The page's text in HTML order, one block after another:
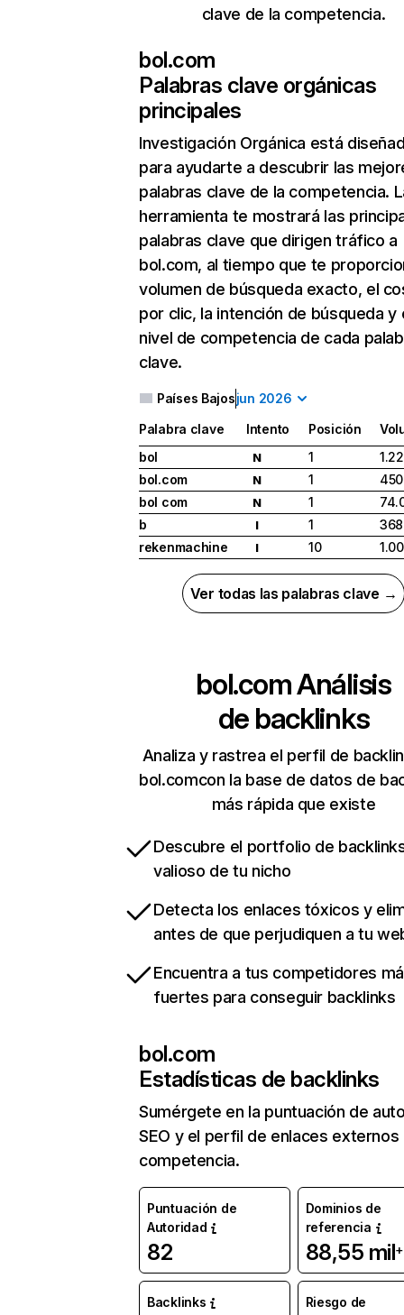
clave de la competencia.
bol.com
Palabras clave orgánicas
principales
Investigación Orgánica está
para ayudarte a descubrir las
palabras clave de la competencia.
herramienta te mostrará las
palabras clave que dirigen tráfico a
bol.com, al tiempo que te
volumen de búsqueda exacto, el
por clic, la intención de búsqueda y
nivel de competencia de cada
clave.
Países Bajosjun 2026
Palabra clave Intento Posición
bol
N 1
bol.com
N 1
bol com
N 1
b
I 1
rekenmachine
I 10
Ver todas las palabras clave →
bol.comAnálisis
de backlinks
Analiza y rastrea el perfil de
bol.comcon la base de datos de
más rápida que existe
Descubre el portfolio de
valioso de tu nicho
Detecta los enlaces tóxicos y
antes de que perjudiquen a tu
Encuentra a tus competidores
fuertes para conseguir backlinks
bol.com
Estadísticas de backlinks
Sumérgete en la puntuación de
SEO y el perfil de enlaces externos
competencia.
Puntuación de
Autoridad
82
Dominios de
referencia
88,55 mil
Backlinks
Riesgo de